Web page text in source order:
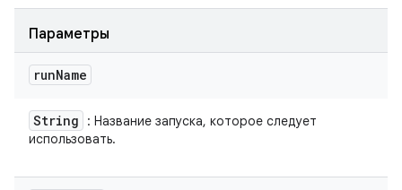
Параметры
runName
String
: Название запуска, которое следует
использовать.